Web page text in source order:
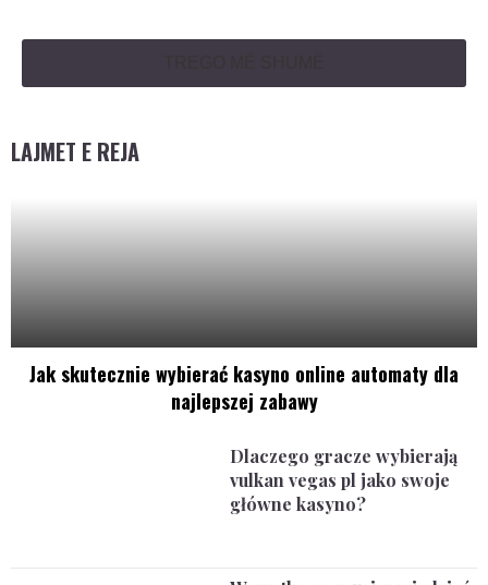
LAJMET E REJA
Jak skutecznie wybierać kasyno online automaty dla
najlepszej zabawy
Dlaczego gracze wybierają
vulkan vegas pl jako swoje
główne kasyno?